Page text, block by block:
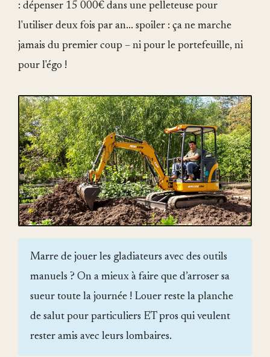
: dépenser 15 000€ dans une pelleteuse pour
l'utiliser deux fois par an... spoiler : ça ne marche
jamais du premier coup – ni pour le portefeuille, ni
pour l'égo !
Marre de jouer les gladiateurs avec des outils
manuels ? On a mieux à faire que d’arroser sa
sueur toute la journée ! Louer reste la planche
de salut pour particuliers ET pros qui veulent
rester amis avec leurs lombaires.